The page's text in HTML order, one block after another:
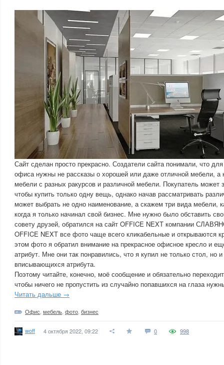
Сайт сделан просто прекрасно. Создатели сайта понимали, что
офиса нужны не рассказы о хорошей или даже отличной мебели,
мебели с разных ракурсов и различной мебели. Покупатель может
чтобы купить только одну вещь, однако начав рассматривать
может выбрать не одно наименование, а скажем три вида мебели,
когда я только начинал свой бизнес. Мне нужно было обставить
совету друзей, обратился на сайт OFFICE NEXT компании
OFFICE NEXT все фото чаще всего кликабельные и открываются
этом фото я обратил внимание на прекрасное офисное кресло и
атрибут. Мне они так понравились, что я купил не только стол, но
вписывающихся атрибута.
Поэтому читайте, конечно, моё сообщение и обязательно
чтобы ничего не пропустить из случайно попавшихся на глаза
Читать дальше →
Офис мебель фото бизнес
woff 4 октября 2022, 09:22 0 998